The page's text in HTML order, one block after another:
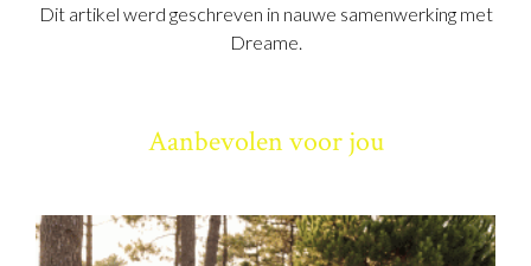
Dit artikel werd geschreven in nauwe samenwerking met
Dreame.
Aanbevolen voor jou